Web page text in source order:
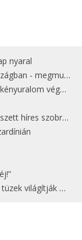
nyaral
a 15 legjobbat
végét jelentette
másolatát
meg Zugspitzét